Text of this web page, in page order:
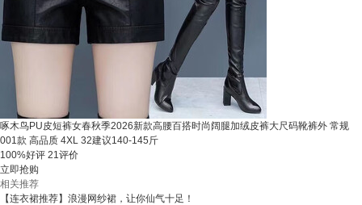
啄木鸟PU皮短裤女春秋季2026新款高腰百搭时尚阔腿加绒皮裤大尺码靴裤外 常规
001款 高品质 4XL 32建议140-145斤
100%好评 21评价
立即抢购
相关推荐
【连衣裙推荐】浪漫网纱裙，让你仙气十足！